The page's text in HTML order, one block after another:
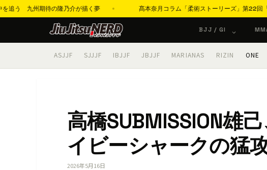
期待の隆乃介が描く夢 髙本奈月コラム「柔術ストーリーズ」第22回「IBJJFア
BJJ / GI
ASJJF SJJJF IBJJF JBJJF MARIANAS RIZIN ONE
高橋SUBMISSION雄
イビーシャークの猛
2026年5月16日